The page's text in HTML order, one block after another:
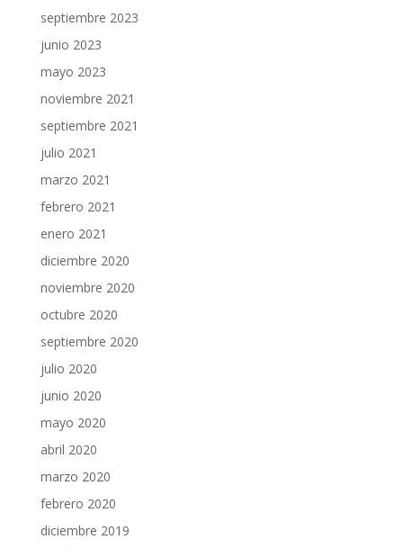
septiembre 2023
junio 2023
mayo 2023
noviembre 2021
septiembre 2021
julio 2021
marzo 2021
febrero 2021
enero 2021
diciembre 2020
noviembre 2020
octubre 2020
septiembre 2020
julio 2020
junio 2020
mayo 2020
abril 2020
marzo 2020
febrero 2020
diciembre 2019